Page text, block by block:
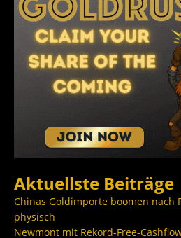
Aktuellste Beiträge
Chinas Goldimporte boomen nach
physisch
Newmont mit Rekord-Free-